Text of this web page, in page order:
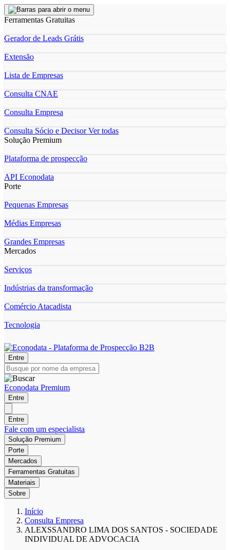
Ferramentas Gratuitas
Gerador de Leads Grátis
Extensão
Lista de Empresas
Consulta CNAE
Consulta Empresa
Consulta Sócio e DecisorVer todas
Solução Premium
Plataforma de prospecção
API Econodata
Porte
Pequenas Empresas
Médias Empresas
Grandes Empresas
Mercados
Serviços
Indústrias da transformação
Comércio Atacadista
Tecnologia
Entre
Econodata Premium
Entre
Entre
Fale com um especialista
Solução Premium
Porte
Mercados
Ferramentas Gratuitas
Materiais
Sobre
Início
Consulta Empresa
ALEXSSANDRO LIMA DOS SANTOS - SOCIEDADE
INDIVIDUAL DE ADVOCACIA